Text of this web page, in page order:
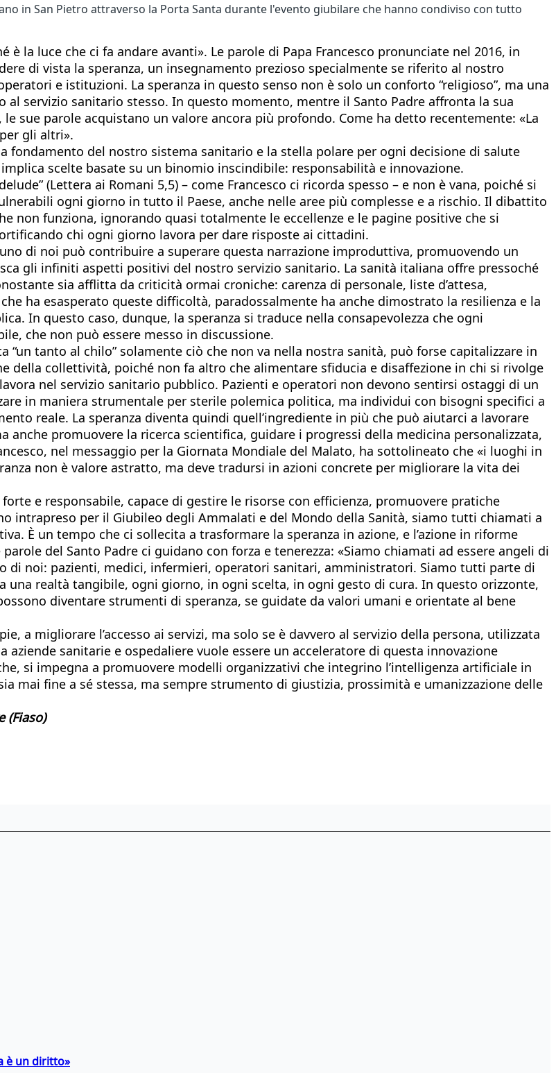
in San Pietro attraverso la Porta Santa durante l'evento giubilare che hanno condiviso con tutto
la luce che ci fa andare avanti». Le parole di Papa Francesco pronunciate nel 2016, in
di vista la speranza, un insegnamento prezioso specialmente se riferito al nostro
e istituzioni. La speranza in questo senso non è solo un conforto “religioso”, ma una
servizio sanitario stesso. In questo momento, mentre il Santo Padre affronta la sua
sue parole acquistano un valore ancora più profondo. Come ha detto recentemente: «La
gli altri».
fondamento del nostro sistema sanitario e la stella polare per ogni decisione di salute
scelte basate su un binomio inscindibile: responsabilità e innovazione.
(Lettera ai Romani 5,5) – come Francesco ci ricorda spesso – e non è vana, poiché si
ogni giorno in tutto il Paese, anche nelle aree più complesse e a rischio. Il dibattito
non funziona, ignorando quasi totalmente le eccellenze e le pagine positive che si
chi ogni giorno lavora per dare risposte ai cittadini.
di noi può contribuire a superare questa narrazione improduttiva, promuovendo un
gli infiniti aspetti positivi del nostro servizio sanitario. La sanità italiana offre pressoché
sia afflitta da criticità ormai croniche: carenza di personale, liste d’attesa,
ha esasperato queste difficoltà, paradossalmente ha anche dimostrato la resilienza e la
In questo caso, dunque, la speranza si traduce nella consapevolezza che ogni
che non può essere messo in discussione.
tanto al chilo” solamente ciò che non va nella nostra sanità, può forse capitalizzare in
della collettività, poiché non fa altro che alimentare sfiducia e disaffezione in chi si rivolge
nel servizio sanitario pubblico. Pazienti e operatori non devono sentirsi ostaggi di un
in maniera strumentale per sterile polemica politica, ma individui con bisogni specifici a
reale. La speranza diventa quindi quell’ingrediente in più che può aiutarci a lavorare
anche promuovere la ricerca scientifica, guidare i progressi della medicina personalizzata,
nel messaggio per la Giornata Mondiale del Malato, ha sottolineato che «i luoghi in
non è valore astratto, ma deve tradursi in azioni concrete per migliorare la vita dei
e responsabile, capace di gestire le risorse con efficienza, promuovere pratiche
intrapreso per il Giubileo degli Ammalati e del Mondo della Sanità, siamo tutti chiamati a
È un tempo che ci sollecita a trasformare la speranza in azione, e l’azione in riforme
del Santo Padre ci guidano con forza e tenerezza: «Siamo chiamati ad essere angeli di
di noi: pazienti, medici, infermieri, operatori sanitari, amministratori. Siamo tutti parte di
una realtà tangibile, ogni giorno, in ogni scelta, in ogni gesto di cura. In questo orizzonte,
diventare strumenti di speranza, se guidate da valori umani e orientate al bene
a migliorare l’accesso ai servizi, ma solo se è davvero al servizio della persona, utilizzata
sanitarie e ospedaliere vuole essere un acceleratore di questa innovazione
si impegna a promuovere modelli organizzativi che integrino l’intelligenza artificiale in
mai fine a sé stessa, ma sempre strumento di giustizia, prossimità e umanizzazione delle
(Fiaso)
è un diritto»